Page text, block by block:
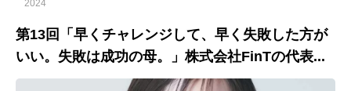
2024
第13回「早くチャレンジして、早く失敗した方が
いい。失敗は成功の母。」株式会社FinTの代表...